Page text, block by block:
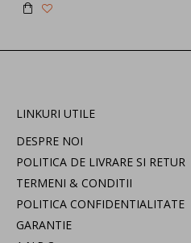
LINKURI UTILE
DESPRE NOI
POLITICA DE LIVRARE SI RETUR
TERMENI & CONDITII
POLITICA CONFIDENTIALITATE
GARANTIE